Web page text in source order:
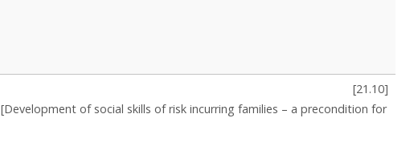
[21.10]
[Development of social skills of risk incurring families – a precondition for